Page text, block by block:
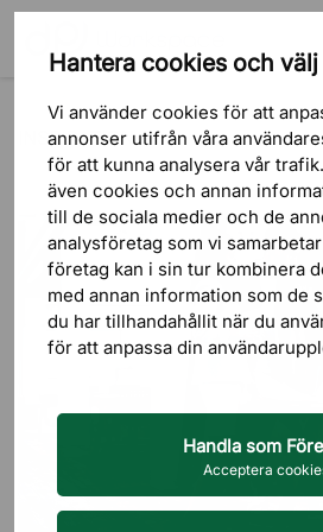
Hantera cookies och
Vi använder cookies för att
annonser utifrån våra
för att kunna analysera vår
även cookies och annan
till de sociala medier och de
analysföretag som vi
företag kan i sin tur kombinera
med annan information som de
du har tillhandahållit när du
för att anpassa din
Handla som
Acceptera
INSPIRATION